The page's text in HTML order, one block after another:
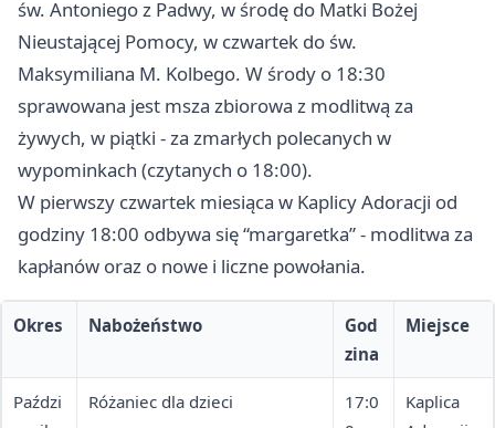
św. Antoniego z Padwy, w środę do Matki Bożej
Nieustającej Pomocy, w czwartek do św.
Maksymiliana M. Kolbego. W środy o 18:30
sprawowana jest msza zbiorowa z modlitwą za
żywych, w piątki - za zmarłych polecanych w
wypominkach (czytanych o 18:00).
W pierwszy czwartek miesiąca w Kaplicy Adoracji od
godziny 18:00 odbywa się “margaretka” - modlitwa za
kapłanów oraz o nowe i liczne powołania.
Okres Nabożeństwo
God
zina
Miejsce
Paździ
Różaniec dla dzieci
17:0
Kaplica